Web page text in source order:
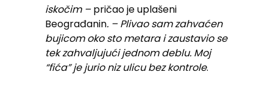
iskočim – pričao je uplašeni
Beograđanin. – Plivao sam zahvaćen
bujicom oko sto metara i zaustavio se
tek zahvaljujući jednom deblu. Moj
“fića” je jurio niz ulicu bez kontrole.